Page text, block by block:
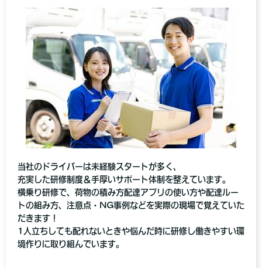
当社のドライバーは未経験スタートが多く、
充実した研修制度＆手厚いサポート体制を整えています。
横乗り研修で、荷物の積み方配達アプリの使い方や配達ルー
トの組み方、注意点・NG事例などを実際の現場で覚えていた
だきます！
1人立ちしても配れないときや悩んだ時に研修し働きやすい環
境作りに取り組んでいます。